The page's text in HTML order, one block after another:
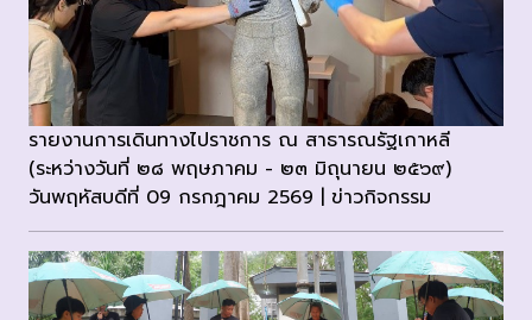
รายงานการเดินทางไปราชการ ณ สาธารณรัฐเกาหลี
(ระหว่างวันที่ ๒๘ พฤษภาคม - ๒๓ มิถุนายน ๒๕๖๙)
วันพฤหัสบดีที่ 09 กรกฎาคม 2569 | ข่าวกิจกรรม